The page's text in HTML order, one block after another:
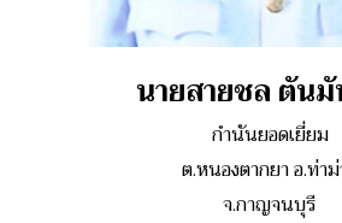
นายสายชล ตัน
กำนันยอดเยี่ยม
ต.หนองตากยา อ.ท่า
จ.กาญจนบุรี